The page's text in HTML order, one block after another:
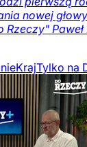
nowej
Paweł
KrajTylko na